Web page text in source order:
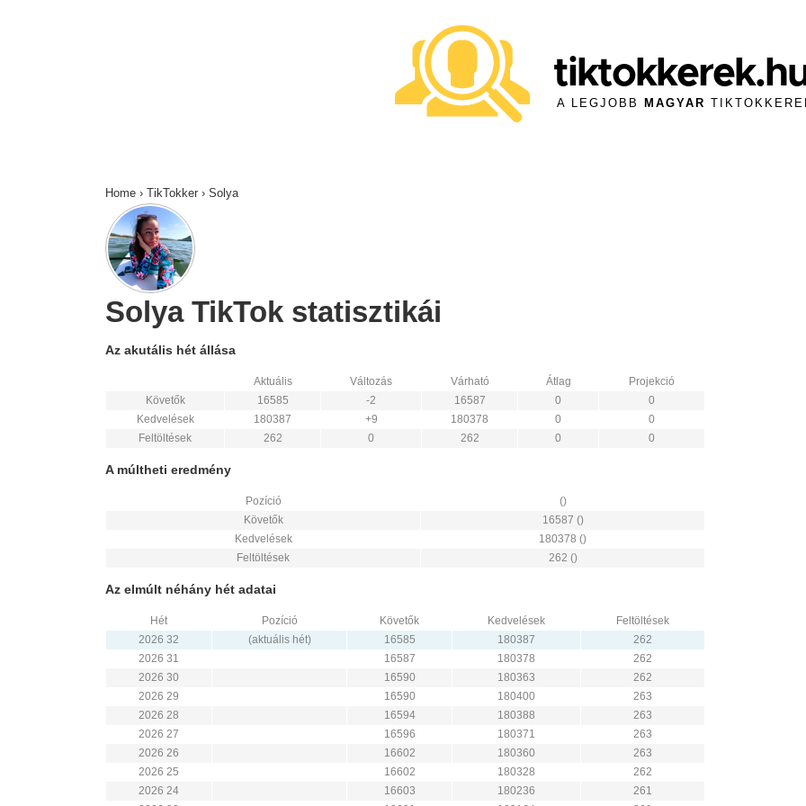
A LEGJOBB MAGYAR
Home › TikTokker › Solya
Solya TikTok statisztikái
Az akutális hét állása
Aktuális Változás Várható Átlag
Projekció
Követők
16585 -2 16587 0
0
Kedvelések
180387 +9 180378 0
0
Feltöltések
262 0 262 0 0
A múltheti eredmény
Pozíció
()
Követők
16587 ()
Kedvelések
180378 ()
Feltöltések
262 ()
Az elmúlt néhány hét adatai
Hét Pozíció Követők Kedvelések
Feltöltések
2026 32
(aktuális hét) 16585 180387
262
2026 31
16587 180378
262
2026 30
16590 180363
262
2026 29
16590 180400
263
2026 28
16594 180388
263
2026 27
16596 180371
263
2026 26
16602 180360
263
2026 25
16602 180328
262
2026 24
16603 180236
261